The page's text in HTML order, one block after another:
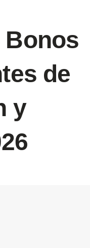
Bonos
de
y